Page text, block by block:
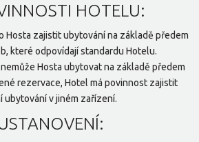
HOTELU:
Hosta zajistit ubytování na základě předem
které odpovídají standardu Hotelu.
Hosta ubytovat na základě předem
rezervace, Hotel má povinnost zajistit
ubytování v jiném zařízení.